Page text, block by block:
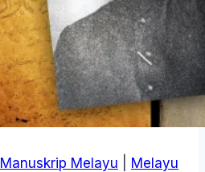
Manuskrip Melayu
Melayu